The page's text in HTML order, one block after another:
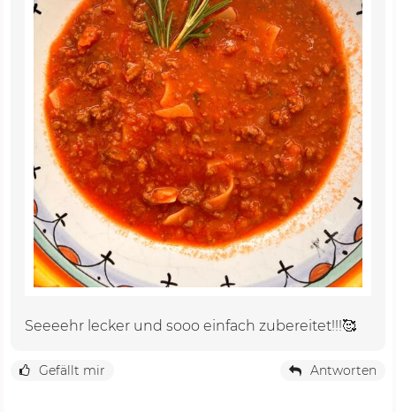
Seeeehr lecker und sooo einfach zubereitet!!!🥰
Gefällt mir Antworten